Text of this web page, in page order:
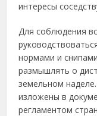
интересы
Для соблюдения
нормами и
размышлять о
земельном
изложены в
регламентом